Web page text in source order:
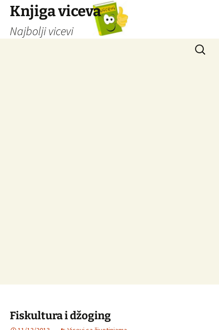
Knjiga viceva
Najbolji vicevi
Fiskultura i džoging